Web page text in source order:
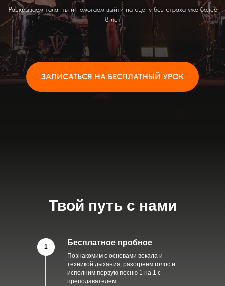
Раскрываем таланты и помогаем выйти на сцену без страха уже более
8 лет
ЗАПИСАТЬСЯ НА БЕСПЛАТНЫЙ УРОК
Познакомим с основами вокала и
техникой дыхания, разогреем голос и
исполним первую песню 1 на 1 с
преподавателем
Бесплатное пробное
Твой путь с нами
1